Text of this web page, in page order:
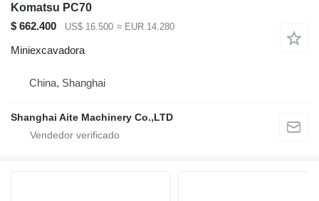
Komatsu PC70
$ 662.400
US$ 16.500 ≈ EUR 14.280
Miniexcavadora
China, Shanghai
Shanghai Aite Machinery Co.,LTD